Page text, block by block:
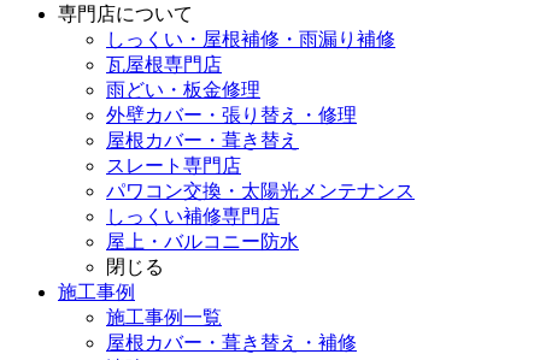
専門店について
しっくい・屋根補修・雨漏り補修
瓦屋根専門店
雨どい・板金修理
外壁カバー・張り替え・修理
屋根カバー・葺き替え
スレート専門店
パワコン交換・太陽光メンテナンス
しっくい補修専門店
屋上・バルコニー防水
閉じる
施工事例
施工事例一覧
屋根カバー・葺き替え・補修